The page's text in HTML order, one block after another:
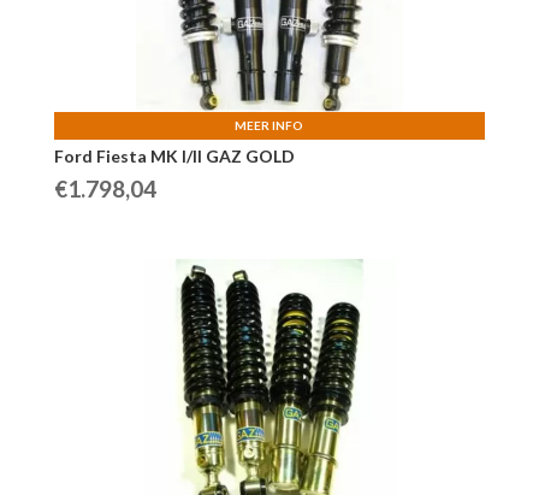
MEER INFO
Ford Fiesta MK I/II GAZ GOLD
€1.798,04